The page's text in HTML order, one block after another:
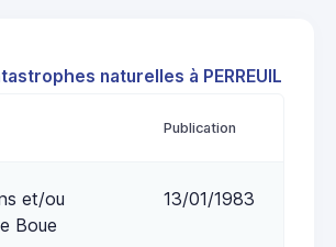
naturelles à PERREUIL
Publication
et/ou
Boue
13/01/1983